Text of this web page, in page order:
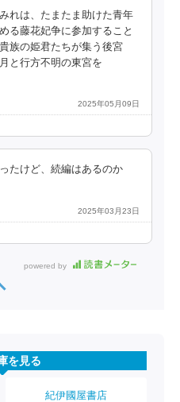
れは、たまたま助けた青年
る藤花妃争に参加すること
族の姫君たちが集う後宮
と行方不明の東宮を
2025年05月09日
たけど、続編はあるのか
2025年03月23日
powered by
を見る
紀伊國屋書店